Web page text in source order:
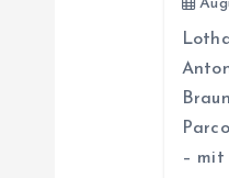
– mit